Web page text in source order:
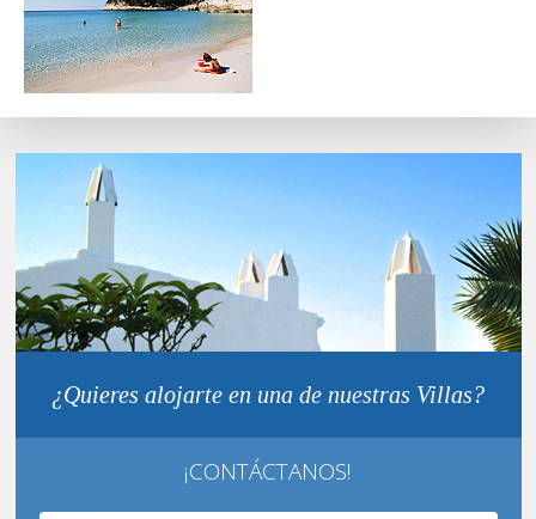
¿Quieres alojarte en una de nuestras Villas?
¡CONTÁCTANOS!